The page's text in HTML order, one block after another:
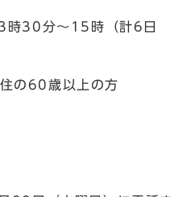
時30分～15時（計6日
の60歳以上の方